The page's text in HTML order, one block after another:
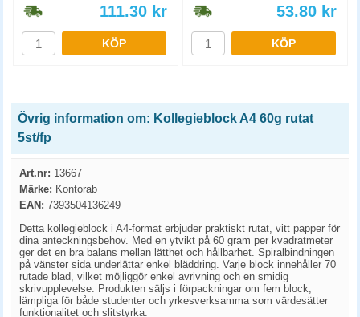
111.30 kr
KÖP
53.80 kr
KÖP
Övrig information om: Kollegieblock A4 60g rutat
5st/fp
Art.nr: 13667
Märke: Kontorab
EAN: 7393504136249
Detta kollegieblock i A4-format erbjuder praktiskt rutat, vitt papper för
dina anteckningsbehov. Med en ytvikt på 60 gram per kvadratmeter
ger det en bra balans mellan lätthet och hållbarhet. Spiralbindningen
på vänster sida underlättar enkel bläddring. Varje block innehåller 70
rutade blad, vilket möjliggör enkel avrivning och en smidig
skrivupplevelse. Produkten säljs i förpackningar om fem block,
lämpliga för både studenter och yrkesverksamma som värdesätter
funktionalitet och slitstyrka.